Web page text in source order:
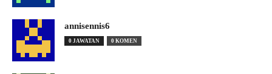
annisennis6
0 JAWATAN 0 KOMEN